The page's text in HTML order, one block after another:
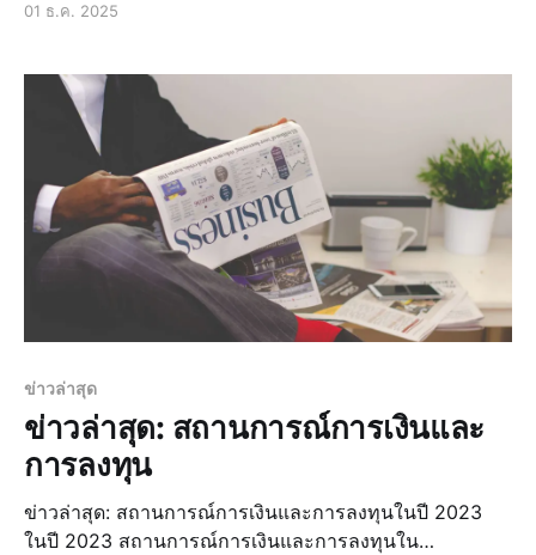
เราได้ เรื่องราวของบุคคลที่สร้างแรงบั
01 ธ.ค. 2025
ข่าวล่าสุด
ข่าวล่าสุด: สถานการณ์การเงินและ
การลงทุน
ข่าวล่าสุด: สถานการณ์การเงินและการลงทุนในปี 2023
ในปี 2023 สถานการณ์การเงินและการลงทุนใน